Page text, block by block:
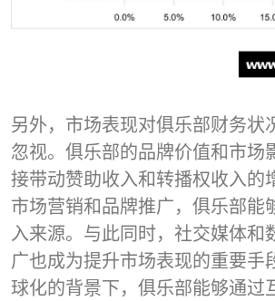
另外，市场表现对俱乐部财务状
忽视。俱乐部的品牌价值和市场
接带动赞助收入和转播权收入的
市场营销和品牌推广，俱乐部能
入来源。与此同时，社交媒体和
广也成为提升市场表现的重要手
球化的背景下，俱乐部能够通过